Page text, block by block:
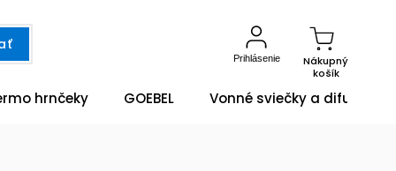
Nákupný
košík
Prihlásenie
hrnčeky GOEBEL Vonné sviečky a difuzéry